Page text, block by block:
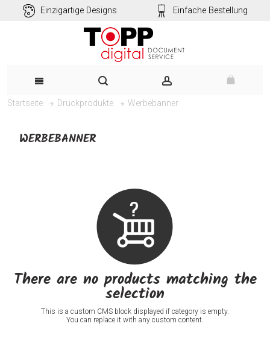
Einzigartige Designs Einfache Bestellung
Startseite Druckprodukte Werbebanner
WERBEBANNER
There are no products matching the
selection
This is a custom CMS block displayed if category is empty.
You can replace it with any custom content.